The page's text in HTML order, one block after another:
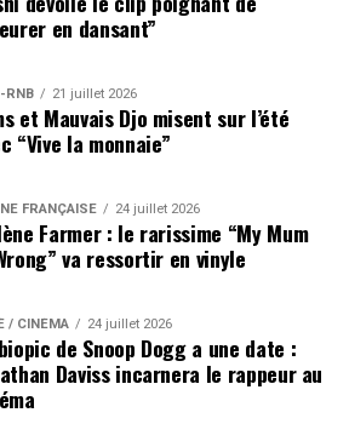
en dansant”
RNB 21 juillet 2026
et Mauvais Djo misent sur l’été
“Vive la monnaie”
FRANÇAISE 24 juillet 2026
Farmer : le rarissime “My Mum
va ressortir en vinyle
/ CINÉMA 24 juillet 2026
de Snoop Dogg a une date :
Daviss incarnera le rappeur au